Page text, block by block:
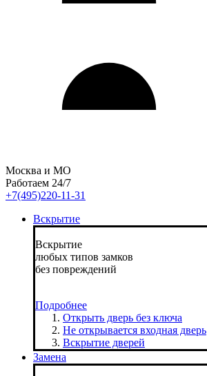
Москва и МО
Работаем 24/7
+7(495)220-11-31
Вскрытие
Вскрытие
любых типов замков
без повреждений
Подробнее
Открыть дверь без ключа
Не открывается входная дверь
Вскрытие дверей
Замена